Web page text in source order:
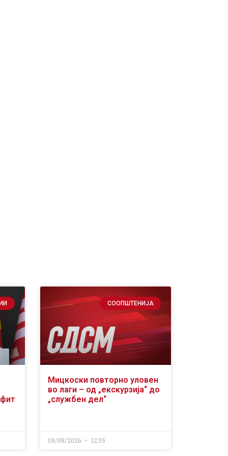
СООПШТЕНИЈА
Мицкоски повторно уловен
во лаги – од „екскурзија“ до
„службен дел“
08/08/2026 12:55